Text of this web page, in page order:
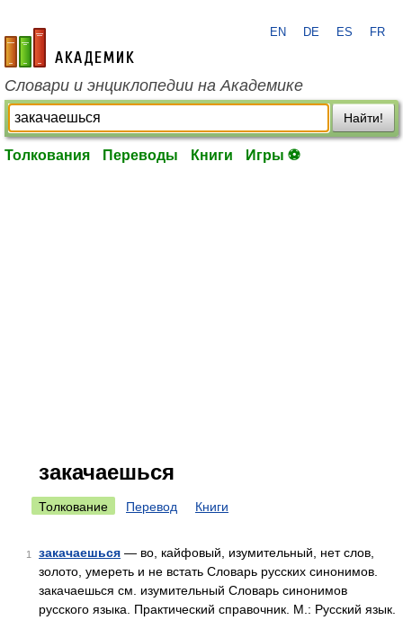
academic.ru
EN DE ES FR
Словари и энциклопедии на Академике
Найти!
Толкования Переводы Книги Игры ⚽
закачаешься
Толкование Перевод Книги
1 закачаешься — во, кайфовый, изумительный, нет слов,
золото, умереть и не встать Словарь русских синонимов.
закачаешься см. изумительный Словарь синонимов
русского языка. Практический справочник. М.: Русский язык.